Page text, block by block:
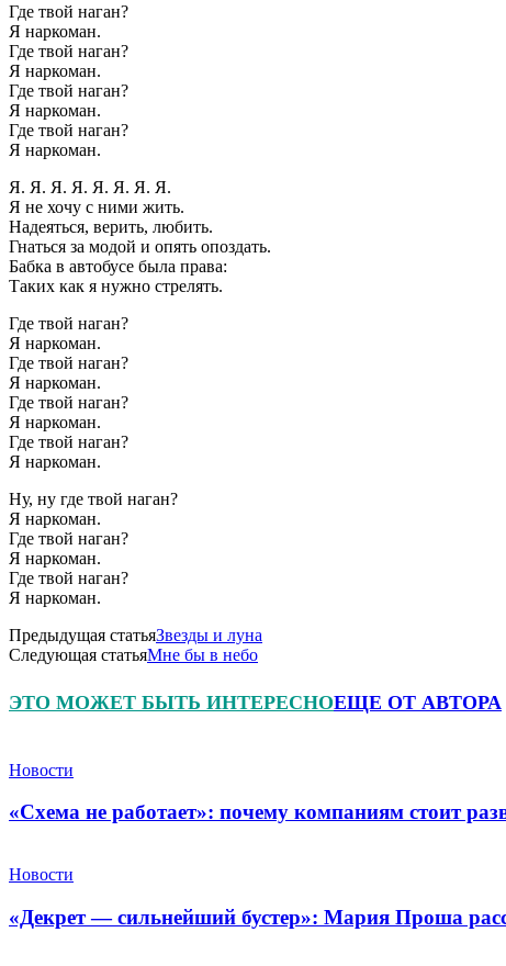
Где твой наган?
Я наркоман.
Где твой наган?
Я наркоман.
Где твой наган?
Я наркоман.
Где твой наган?
Я наркоман.
Я. Я. Я. Я. Я. Я. Я. Я.
Я не хочу с ними жить.
Hадеяться, верить, любить.
Гнаться за модой и опять опоздать.
Бабка в автобусе была права:
Таких как я нужно стрелять.
Где твой наган?
Я наркоман.
Где твой наган?
Я наркоман.
Где твой наган?
Я наркоман.
Где твой наган?
Я наркоман.
Hу, ну где твой наган?
Я наркоман.
Где твой наган?
Я наркоман.
Где твой наган?
Я наркоман.
Предыдущая статьяЗвезды и луна
Следующая статьяМне бы в небо
ЭТО МОЖЕТ БЫТЬ ИНТЕРЕСНОЕЩЕ ОТ АВТОРА
Новости
«Схема не работает»: почему компаниям стоит
Новости
«Декрет — сильнейший бустер»: Мария Проша